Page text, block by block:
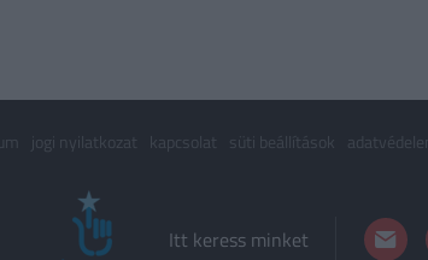
jogi nyilatkozat kapcsolat süti beállítások adatvédelem
Itt keress minket